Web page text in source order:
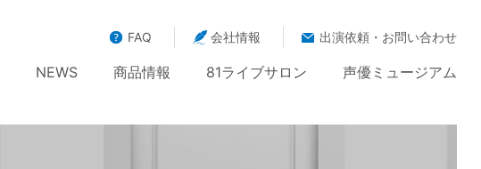
FAQ 会社情報 出演依頼・お問い合わせ
NEWS 商品情報 81ライブサロン 声優ミュージアム